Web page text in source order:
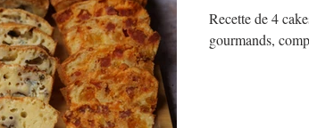
Recette de 4
gourmands,